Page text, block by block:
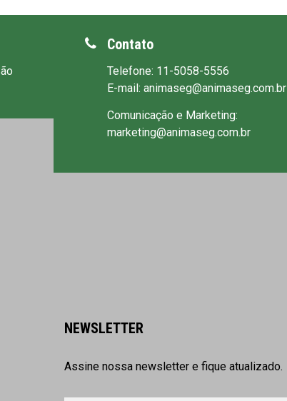
Contato
Telefone: 11-5058-5556
E-mail: animaseg@animaseg.com.br
Comunicação e Marketing:
marketing@animaseg.com.br
NEWSLETTER
Assine nossa newsletter e fique atualizado.